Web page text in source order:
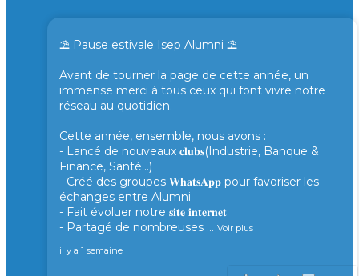
⛱️ Pause estivale Isep Alumni ⛱️
Avant de tourner la page de cette année, un
immense merci à tous ceux qui font vivre notre
réseau au quotidien.
Cette année, ensemble, nous avons :
- Lancé de nouveaux 𝐜𝐥𝐮𝐛𝐬(Industrie, Banque &
Finance, Santé...)
- Créé des groupes 𝐖𝐡𝐚𝐭𝐬𝐀𝐩𝐩 pour favoriser les
échanges entre Alumni
- Fait évoluer notre 𝐬𝐢𝐭𝐞 𝐢𝐧𝐭𝐞𝐫𝐧𝐞𝐭
- Partagé de nombreuses ... Voir plus
il y a 1 semaine